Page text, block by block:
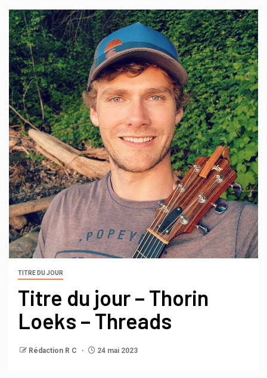
TITRE DU JOUR
Titre du jour – Thorin
Loeks – Threads
Rédaction R C 24 mai 2023